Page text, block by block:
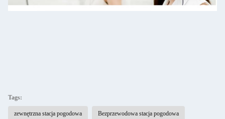
Tags:
zewnętrzna stacja pogodowa Bezprzewodowa stacja pogodowa